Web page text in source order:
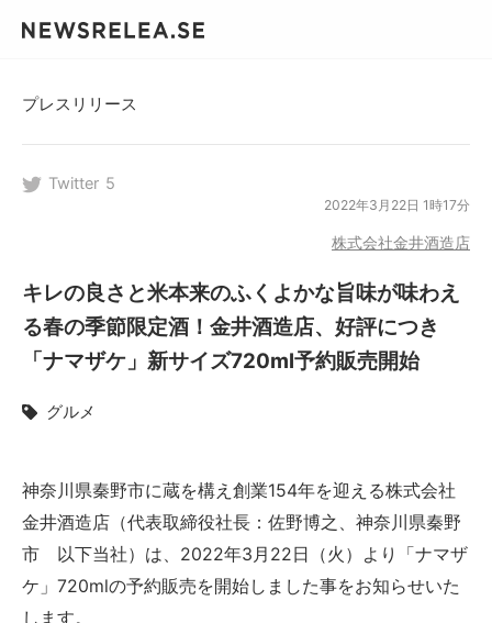
プレスリリース
Twitter 5
2022年3月22日 1時17分
株式会社金井酒造店
キレの良さと米本来のふくよかな旨味が味わえ
る春の季節限定酒！金井酒造店、好評につき
「ナマザケ」新サイズ720ml予約販売開始
グルメ
神奈川県秦野市に蔵を構え創業154年を迎える株式会社
金井酒造店（代表取締役社長：佐野博之、神奈川県秦野
市 以下当社）は、2022年3月22日（火）より「ナマザ
ケ」720mlの予約販売を開始しました事をお知らせいた
します。